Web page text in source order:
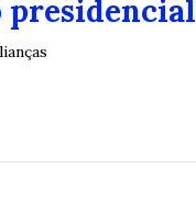
presidencial